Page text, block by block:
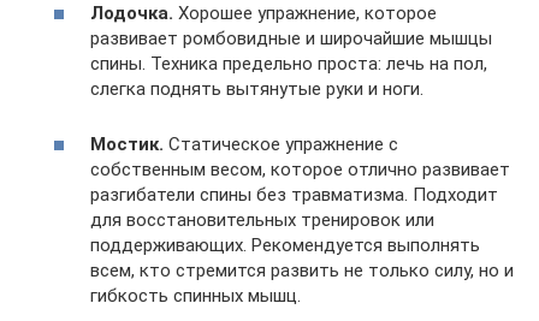
Лодочка. Хорошее упражнение, которое
развивает ромбовидные и широчайшие мышцы
спины. Техника предельно проста: лечь на пол,
слегка поднять вытянутые руки и ноги.
Мостик. Статическое упражнение с
собственным весом, которое отлично развивает
разгибатели спины без травматизма. Подходит
для восстановительных тренировок или
поддерживающих. Рекомендуется выполнять
всем, кто стремится развить не только силу, но и
гибкость спинных мышц.